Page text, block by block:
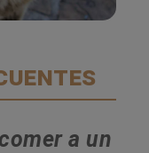
a un